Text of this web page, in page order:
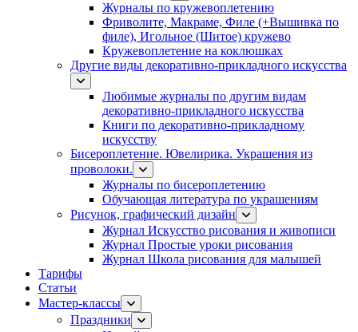
Журналы по кружевоплетению
Фриволите, Макраме, Филе (+Вышивка по
филе), Игольное (Шитое) кружево
Кружевоплетение на коклюшках
Другие виды декоративно-прикладного искусства
Любимые журналы по другим видам
декоративно-прикладного искусства
Книги по декоративно-прикладному
искусству
Бисероплетение. Ювелирика. Украшения из
проволоки.
Журналы по бисероплетению
Обучающая литература по украшениям
Рисунок, графический дизайн
Журнал Искусство рисования и живописи
Журнал Простые уроки рисования
Журнал Школа рисования для малышей
Тарифы
Статьи
Мастер-классы
Праздники